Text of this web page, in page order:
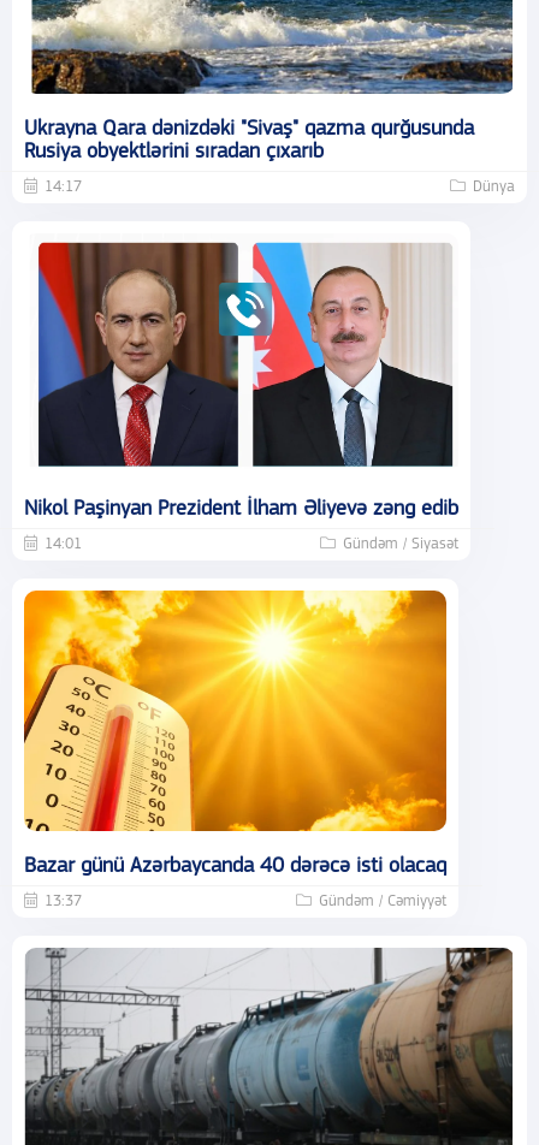
Ukrayna Qara dənizdəki "Sivaş" qazma qurğusunda
Rusiya obyektlərini sıradan çıxarıb
14:17 Dünya
Nikol Paşinyan Prezident İlham Əliyevə zəng edib
14:01 Gündəm / Siyasət
Bazar günü Azərbaycanda 40 dərəcə isti olacaq
13:37 Gündəm / Cəmiyyət